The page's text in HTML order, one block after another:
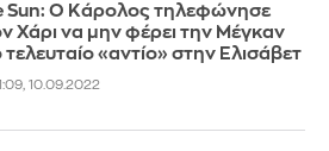
Sun: Ο Κάρολος τηλεφώνησε
Χάρι να μην φέρει την Μέγκαν
τελευταίο «αντίο» στην Ελισάβετ
10.09.2022